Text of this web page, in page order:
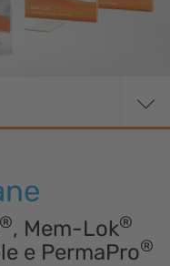
per ferite
®, Mem-Lok®
e PermaPro®